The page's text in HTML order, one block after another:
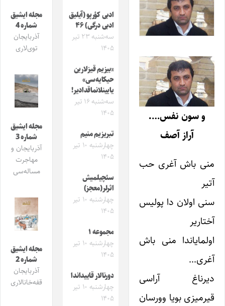
و سون نفس….
آراز آصف
منی باش آغری حب
آتیر
سنی اولان دا پولیس
آختاریر
اولمایاندا منی باش
آغری…
دیرناغ آراسی
قیرمیزی بویا وورسان
ادبی کؤرپو (آیلیق
ادبی درگی) ۴۶
سه‌شنبه ۲۳ تیر
۱۴۰۵
«بیزیم قیزلارین
حیکایه‌سی»
یایینلانماقدادیر!
سه‌شنبه ۱۶ تیر
۱۴۰۵
تبریزیم منیم
چهارشنبه ۱۰ تیر
۱۴۰۵
سئچیلمیش
اثرلر(معجز)
چهارشنبه ۱۰ تیر
۱۴۰۵
مجموعه ۱
چهارشنبه ۱۰ تیر
۱۴۰۵
دورنالار قاییداندا
چهارشنبه ۱۰ تیر
۱۴۰۵
مجله ایشیق
شماره 4
آذربایجان
توی‌لاری
مجله ایشیق
شماره 3
آذربایجان و
مهاجرت
مساله‌سی
مجله ایشیق
شماره 2
آذربایجان
قفه‌خانالاری